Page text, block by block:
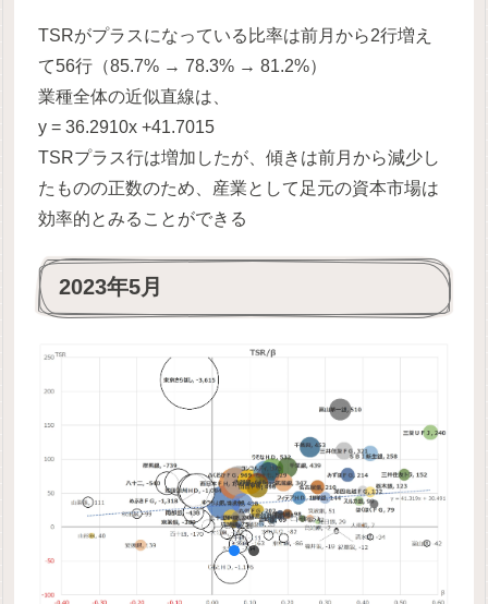
TSRがプラスになっている比率は前月から2行増え
て56行（85.7% → 78.3% → 81.2%）
業種全体の近似直線は、
y = 36.2910x +41.7015
TSRプラス行は増加したが、傾きは前月から減少し
たものの正数のため、産業として足元の資本市場は
効率的とみることができる
2023年5月